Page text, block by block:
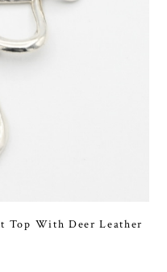
Top With Deer Leather